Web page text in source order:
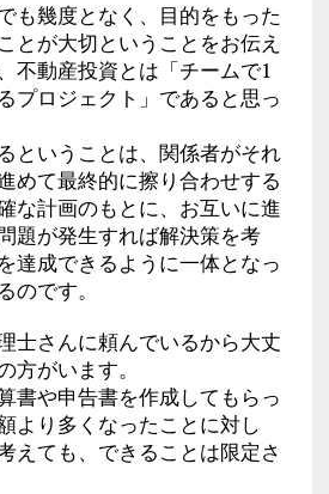
も幾度となく、目的をもった
とが大切ということをお伝え
不動産投資とは「チームで1
プロジェクト」であると思っ
ということは、関係者がそれ
めて最終的に擦り合わせする
な計画のもとに、お互いに進
題が発生すれば解決策を考
達成できるように一体となっ
のです。
士さんに頼んでいるから大丈
方がいます。
書や申告書を作成してもらっ
より多くなったことに対し
えても、できることは限定さ